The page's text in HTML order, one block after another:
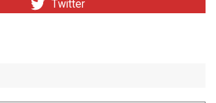
Twitter